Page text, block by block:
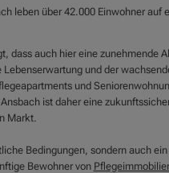
leben über 42.000 Einwohner auf
dass auch hier eine zunehmende
und der
und
ist daher eine
Markt.
Bedingungen, sondern auch ein
Bewohner von